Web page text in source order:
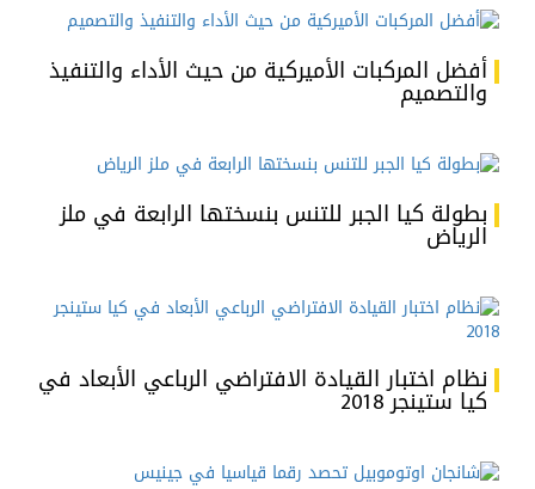
أفضل المركبات الأميركية من حيث الأداء والتنفيذ
والتصميم
بطولة كيا الجبر للتنس بنسختها الرابعة في ملز
الرياض
نظام اختبار القيادة الافتراضي الرباعي الأبعاد في
كيا ستينجر 2018